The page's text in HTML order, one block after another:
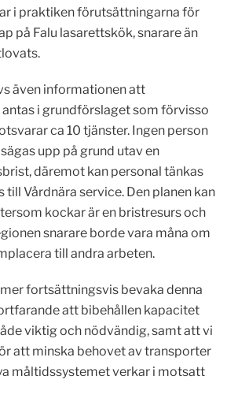
i praktiken förutsättningarna för
på Falu lasarettskök, snarare än
även informationen att
i grundförslaget som förvisso
ca 10 tjänster. Ingen person
upp på grund utav en
däremot kan personal tänkas
Vårdnära service. Den planen kan
kockar är en bristresurs och
snarare borde vara måna om
till andra arbeten.
fortsättningsvis bevaka denna
att bibehållen kapacitet
viktig och nödvändig, samt att vi
att minska behovet av transporter
måltidssystemet verkar i motsatt